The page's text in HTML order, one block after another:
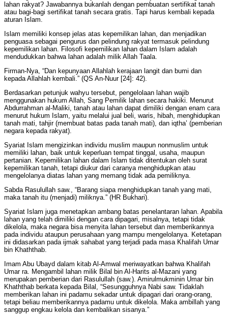
lahan rakyat? Jawabannya bukanlah dengan pembuatan sertifikat tanah
atau bagi-bagi sertifikat tanah secara gratis. Tapi harus kembali kepada
aturan Islam.
Islam memiliki konsep jelas atas kepemilikan lahan, dan menjadikan
penguasa sebagai pengurus dan pelindung rakyat termasuk pelindung
kepemilikan lahan. Filosofi kepemilikan lahan dalam Islam adalah
mendudukkan bahwa lahan adalah milik Allah Taala.
Firman-Nya, “Dan kepunyaan Allahlah kerajaan langit dan bumi dan
kepada Allahlah kembali.” (QS An-Nuur [24]: 42).
Berdasarkan petunjuk wahyu tersebut, pengelolaan lahan wajib
menggunakan hukum Allah, Sang Pemilik lahan secara hakiki. Menurut
Abdurrahman al-Maliki, tanah atau lahan dapat dimiliki dengan enam cara
menurut hukum Islam, yaitu melalui jual beli, waris, hibah, menghidupkan
tanah mati, tahjir (membuat batas pada tanah mati), dan iqtha’ (pemberian
negara kepada rakyat).
Syariat Islam mengizinkan individu muslim maupun nonmuslim untuk
memiliki lahan, baik untuk keperluan tempat tinggal, usaha, maupun
pertanian. Kepemilikan lahan dalam Islam tidak ditentukan oleh surat
kepemilikan tanah, tetapi diukur dari caranya menghidupkan atau
mengelolanya diatas lahan yang memang tidak ada pemiliknya.
Sabda Rasulullah saw., “Barang siapa menghidupkan tanah yang mati,
maka tanah itu (menjadi) miliknya.” (HR Bukhari).
Syariat Islam juga menetapkan ambang batas penelantaran lahan. Apabila
lahan yang telah dimiliki dengan cara dipagari, misalnya, tetapi tidak
dikelola, maka negara bisa menyita lahan tersebut dan memberikannya
pada individu ataupun perusahaan yang mampu mengelolanya. Ketetapan
ini didasarkan pada ijmak sahabat yang terjadi pada masa Khalifah Umar
bin Khaththab.
Imam Abu Ubayd dalam kitab Al-Amwal meriwayatkan bahwa Khalifah
Umar ra. Mengambil lahan milik Bilal bin Al-Harits al-Mazani yang
merupakan pemberian dari Rasulullah (saw.). Amirulmukminin Umar bin
Khaththab berkata kepada Bilal, “Sesungguhnya Nabi saw. Tidaklah
memberikan lahan ini padamu sekadar untuk dipagari dari orang-orang,
tetapi beliau memberikannya padamu untuk dikelola. Maka ambillah yang
sanggup engkau kelola dan kembalikan sisanya.”